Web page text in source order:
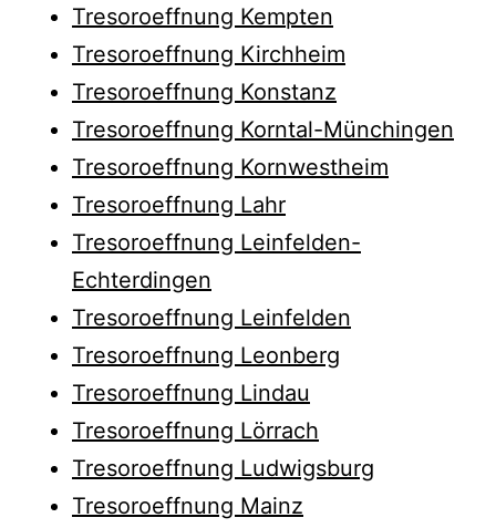
Tresoroeffnung Kempten
Tresoroeffnung Kirchheim
Tresoroeffnung Konstanz
Tresoroeffnung Korntal-Münchingen
Tresoroeffnung Kornwestheim
Tresoroeffnung Lahr
Tresoroeffnung Leinfelden-
Echterdingen
Tresoroeffnung Leinfelden
Tresoroeffnung Leonberg
Tresoroeffnung Lindau
Tresoroeffnung Lörrach
Tresoroeffnung Ludwigsburg
Tresoroeffnung Mainz